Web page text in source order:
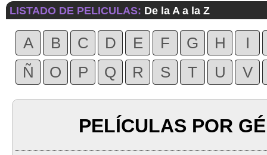
LISTADO DE PELICULAS: De la A a la Z
A B C D E F G H
I
Ñ
O P Q R S T U V
PELÍCULAS POR